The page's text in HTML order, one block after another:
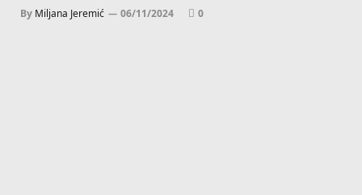
By Miljana Jeremić 06/11/2024 0